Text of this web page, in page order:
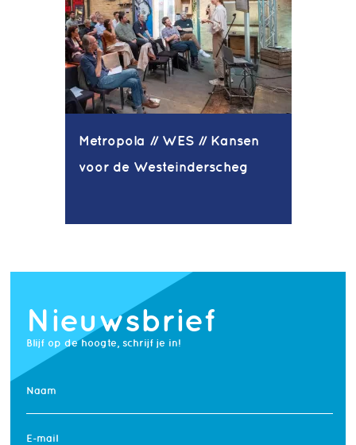
Metropola // WES // Kansen
voor de Westeinderscheg
Nieuwsbrief
Blijf op de hoogte, schrijf je in!
Naam
E-mail